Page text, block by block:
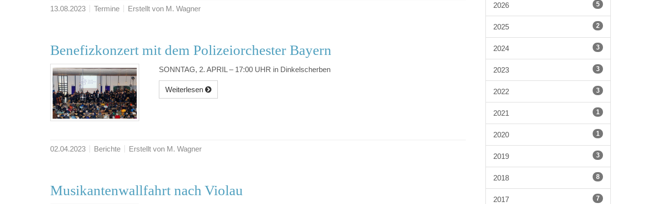
13.08.2023 Termine Erstellt von M. Wagner
Benefizkonzert mit dem Polizeiorchester Bayern
SONNTAG, 2. APRIL – 17:00 UHR in Dinkelscherben
Weiterlesen
02.04.2023 Berichte Erstellt von M. Wagner
Musikantenwallfahrt nach Violau
2026 5
2025 2
2024 3
2023 3
2022 3
2021 1
2020 1
2019 3
2018 8
2017 7